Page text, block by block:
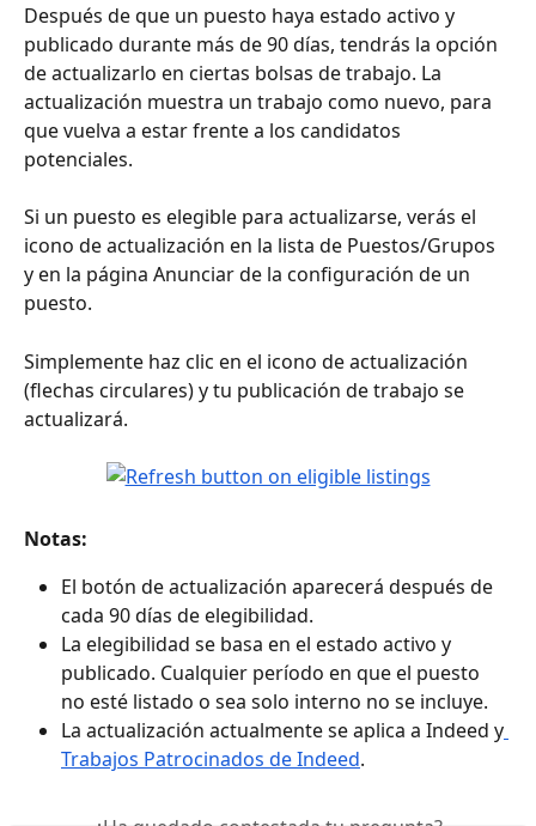
Después de que un puesto haya estado activo y
publicado durante más de 90 días, tendrás la opción
de actualizarlo en ciertas bolsas de trabajo. La
actualización muestra un trabajo como nuevo, para
que vuelva a estar frente a los candidatos
potenciales.
Si un puesto es elegible para actualizarse, verás el
icono de actualización en la lista de Puestos/Grupos
y en la página Anunciar de la configuración de un
puesto.
Simplemente haz clic en el icono de actualización
(flechas circulares) y tu publicación de trabajo se
actualizará.
Notas:
El botón de actualización aparecerá después de
cada 90 días de elegibilidad.
La elegibilidad se basa en el estado activo y
publicado. Cualquier período en que el puesto
no esté listado o sea solo interno no se incluye.
La actualización actualmente se aplica a Indeed y
Trabajos Patrocinados de Indeed.